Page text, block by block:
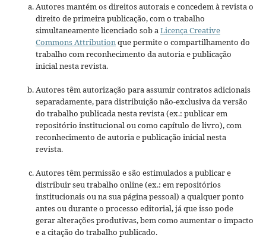
Autores mantém os direitos autorais e concedem à revista o
direito de primeira publicação, com o trabalho
simultaneamente licenciado sob a Licença Creative
Commons Attribution que permite o compartilhamento do
trabalho com reconhecimento da autoria e publicação
inicial nesta revista.
Autores têm autorização para assumir contratos adicionais
separadamente, para distribuição não-exclusiva da versão
do trabalho publicada nesta revista (ex.: publicar em
repositório institucional ou como capítulo de livro), com
reconhecimento de autoria e publicação inicial nesta
revista.
Autores têm permissão e são estimulados a publicar e
distribuir seu trabalho online (ex.: em repositórios
institucionais ou na sua página pessoal) a qualquer ponto
antes ou durante o processo editorial, já que isso pode
gerar alterações produtivas, bem como aumentar o impacto
e a citação do trabalho publicado.